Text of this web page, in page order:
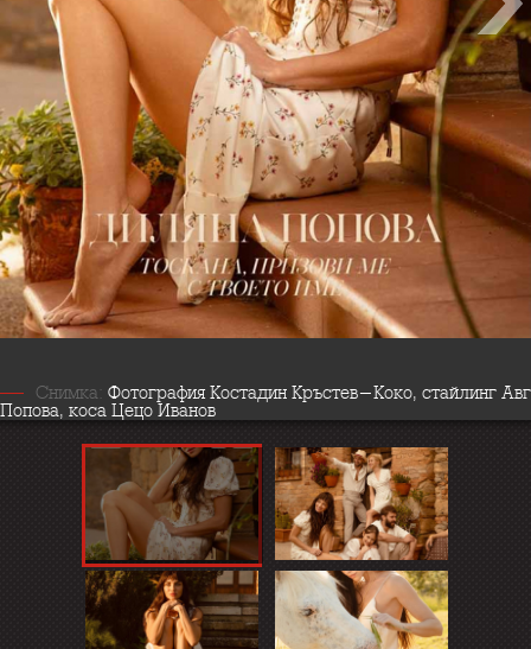
Снимка: Фотография Костадин Кръстев-Коко, стайлинг
Попова, коса Цецо Иванов